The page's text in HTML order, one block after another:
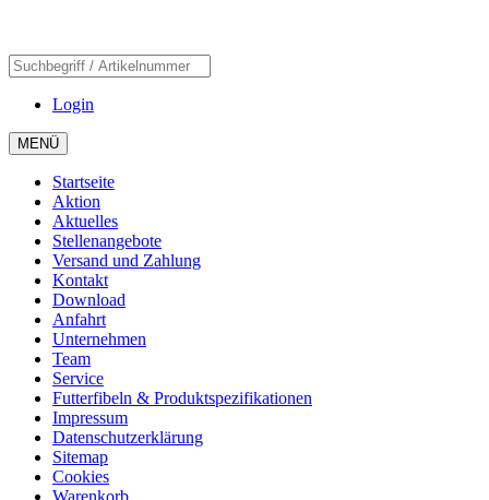
Login
MENÜ
Startseite
Aktion
Aktuelles
Stellenangebote
Versand und Zahlung
Kontakt
Download
Anfahrt
Unternehmen
Team
Service
Futterfibeln & Produktspezifikationen
Impressum
Datenschutzerklärung
Sitemap
Cookies
Warenkorb